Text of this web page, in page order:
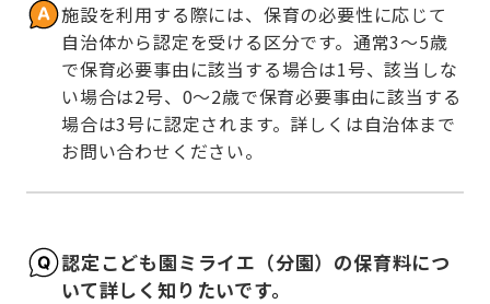
施設を利用する際には、保育の必要性に応じて
自治体から認定を受ける区分です。通常3～5歳
で保育必要事由に該当する場合は1号、該当しな
い場合は2号、0～2歳で保育必要事由に該当する
場合は3号に認定されます。詳しくは自治体まで
お問い合わせください。
認定こども園ミライエ（分園）の保育料につ
いて詳しく知りたいです。